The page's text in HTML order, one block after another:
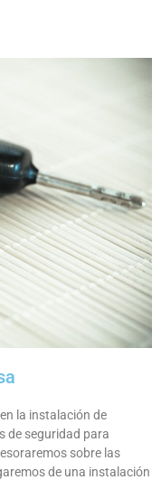
la instalación de
de seguridad para
sobre las
de una instalación